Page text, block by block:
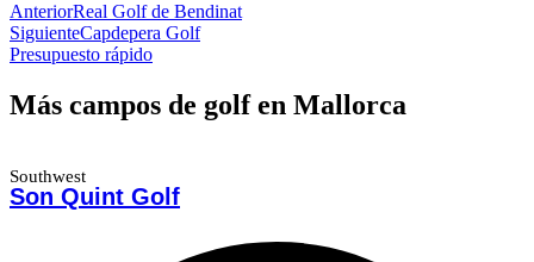
AnteriorReal Golf de Bendinat
SiguienteCapdepera Golf
Presupuesto rápido
Más campos de golf en Mallorca
Southwest
Son Quint Golf